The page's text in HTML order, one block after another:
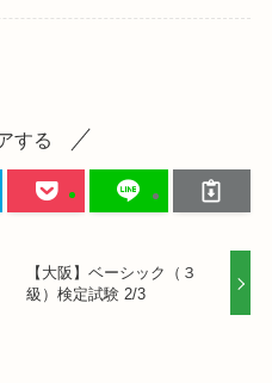
する
【大阪】ベーシック（３
級）検定試験 2/3